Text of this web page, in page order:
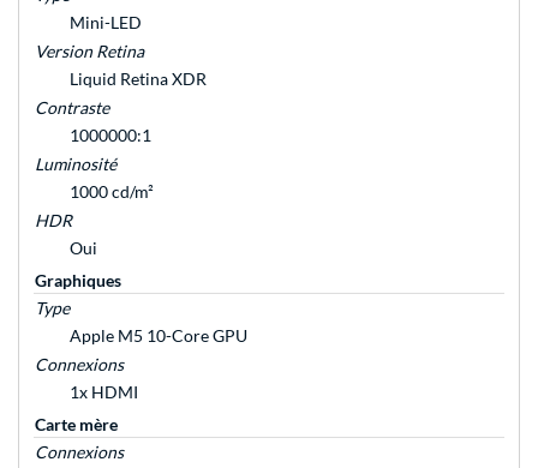
Mini-LED
Version Retina
Liquid Retina XDR
Contraste
1000000:1
Luminosité
1000 cd/m²
HDR
Oui
Graphiques
Type
Apple M5 10-Core GPU
Connexions
1x HDMI
Carte mère
Connexions